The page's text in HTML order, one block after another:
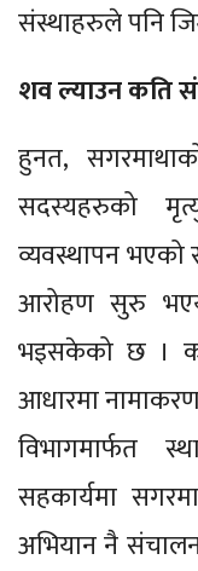
संस्थाहरुले पनि
शव ल्याउन कति
हुनत,
सदस्यहरुको
व्यवस्थापन भएको
आरोहण सुरु
भइसकेको छ ।
आधारमा
विभागमार्फत
सहकार्यमा
अभियान नै